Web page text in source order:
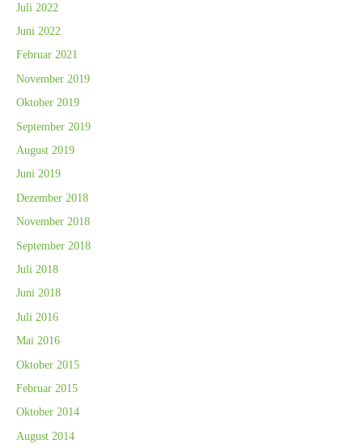
Juli 2022
Juni 2022
Februar 2021
November 2019
Oktober 2019
September 2019
August 2019
Juni 2019
Dezember 2018
November 2018
September 2018
Juli 2018
Juni 2018
Juli 2016
Mai 2016
Oktober 2015
Februar 2015
Oktober 2014
August 2014